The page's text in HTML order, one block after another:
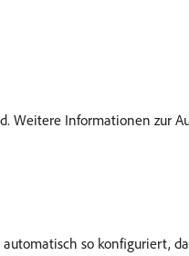
Weitere Informationen zur
so konfiguriert,